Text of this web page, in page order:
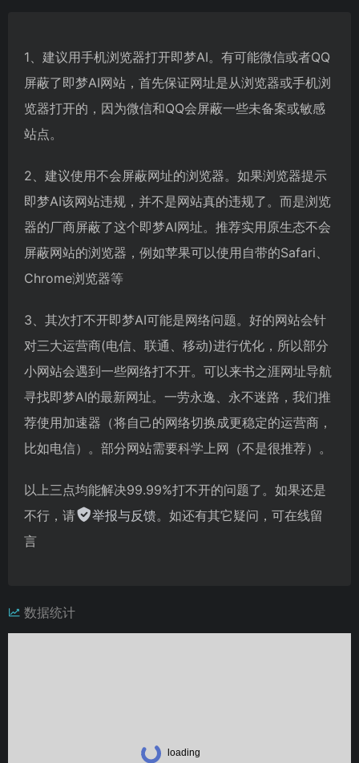
1、建议用手机浏览器打开即梦AI。有可能微信或者QQ
屏蔽了即梦AI网站，首先保证网址是从浏览器或手机浏
览器打开的，因为微信和QQ会屏蔽一些未备案或敏感
站点。
2、建议使用不会屏蔽网址的浏览器。如果浏览器提示
即梦AI该网站违规，并不是网站真的违规了。而是浏览
器的厂商屏蔽了这个即梦AI网址。推荐实用原生态不会
屏蔽网站的浏览器，例如苹果可以使用自带的Safari、
Chrome浏览器等
3、其次打不开即梦AI可能是网络问题。好的网站会针
对三大运营商(电信、联通、移动)进行优化，所以部分
小网站会遇到一些网络打不开。可以来书之涯网址导航
寻找即梦AI的最新网址。一劳永逸、永不迷路，我们推
荐使用加速器（将自己的网络切换成更稳定的运营商，
比如电信）。部分网站需要科学上网（不是很推荐）。
以上三点均能解决99.99%打不开的问题了。如果还是
不行，请
举报与反馈。如还有其它疑问，可在线留
言
数据统计